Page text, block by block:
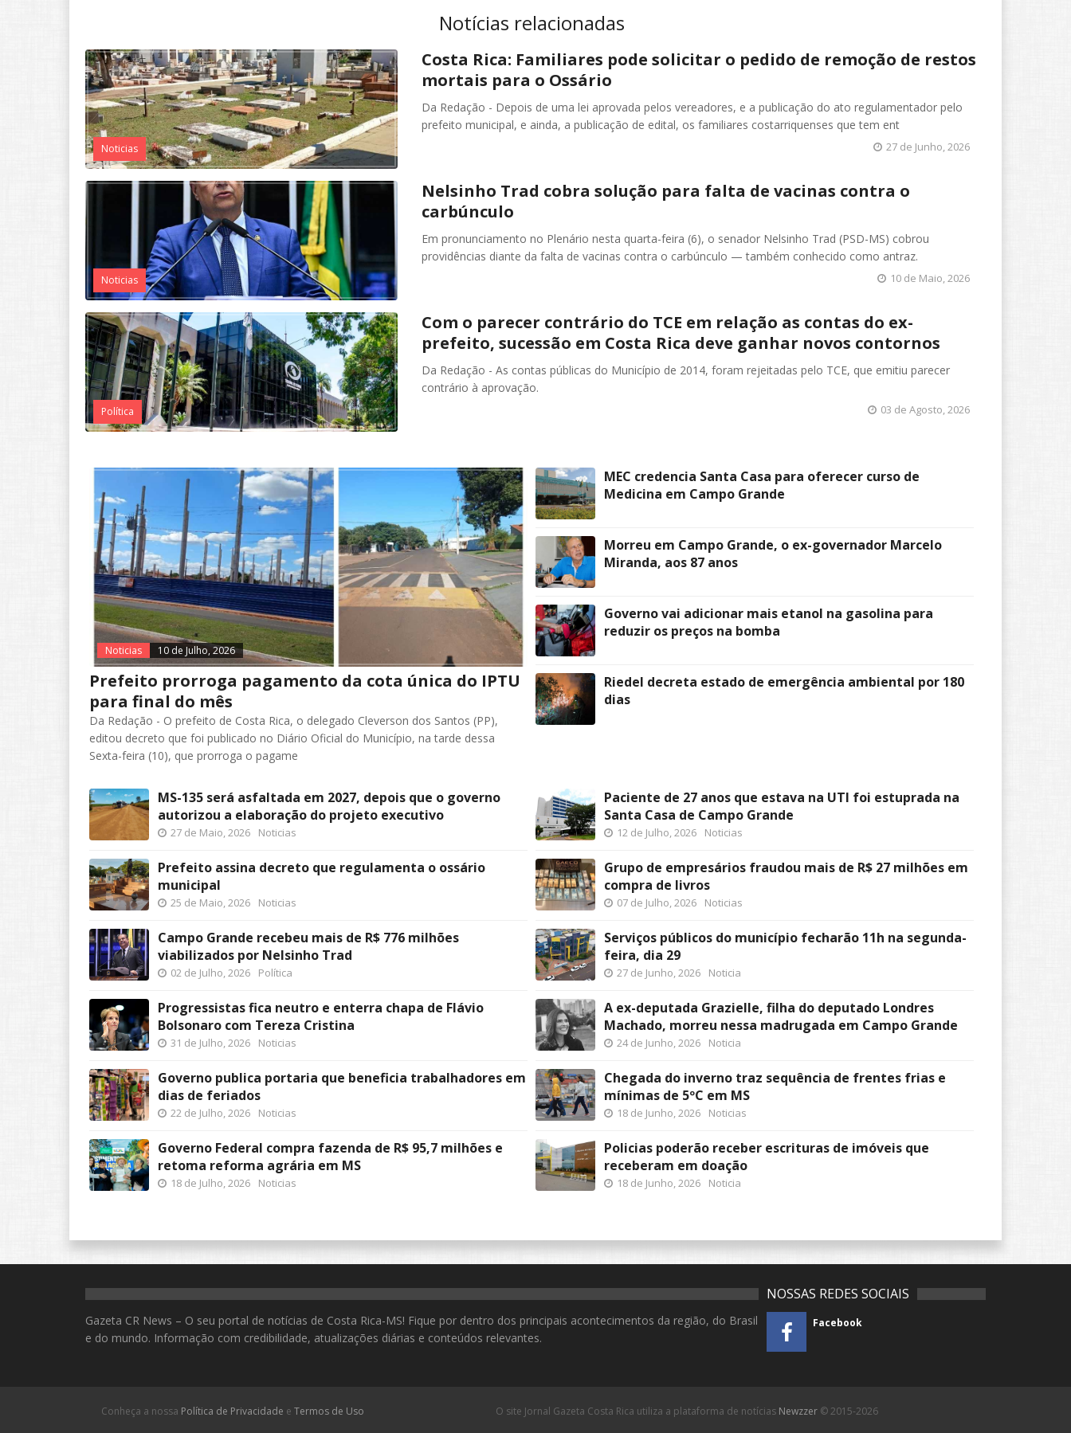
Notícias relacionadas
Noticias
Costa Rica: Familiares pode solicitar o pedido de remoção de restos
mortais para o Ossário
Da Redação - Depois de uma lei aprovada pelos vereadores, e a publicação do ato regulamentador pelo
prefeito municipal, e ainda, a publicação de edital, os familiares costarriquenses que tem ent
27 de Junho, 2026
Noticias
Nelsinho Trad cobra solução para falta de vacinas contra o
carbúnculo
Em pronunciamento no Plenário nesta quarta-feira (6), o senador Nelsinho Trad (PSD-MS) cobrou
providências diante da falta de vacinas contra o carbúnculo — também conhecido como antraz.
10 de Maio, 2026
Política
Com o parecer contrário do TCE em relação as contas do ex-
prefeito, sucessão em Costa Rica deve ganhar novos contornos
Da Redação - As contas públicas do Município de 2014, foram rejeitadas pelo TCE, que emitiu parecer
contrário à aprovação.
03 de Agosto, 2026
Noticias 10 de Julho, 2026
Prefeito prorroga pagamento da cota única do IPTU
para final do mês
Da Redação - O prefeito de Costa Rica, o delegado Cleverson dos Santos (PP),
editou decreto que foi publicado no Diário Oficial do Município, na tarde dessa
Sexta-feira (10), que prorroga o pagame
MEC credencia Santa Casa para oferecer curso de
Medicina em Campo Grande
Morreu em Campo Grande, o ex-governador Marcelo
Miranda, aos 87 anos
Governo vai adicionar mais etanol na gasolina para
reduzir os preços na bomba
Riedel decreta estado de emergência ambiental por 180
dias
MS-135 será asfaltada em 2027, depois que o governo
autorizou a elaboração do projeto executivo
27 de Maio, 2026 Noticias
Prefeito assina decreto que regulamenta o ossário
municipal
25 de Maio, 2026 Noticias
Campo Grande recebeu mais de R$ 776 milhões
viabilizados por Nelsinho Trad
02 de Julho, 2026 Política
Progressistas fica neutro e enterra chapa de Flávio
Bolsonaro com Tereza Cristina
31 de Julho, 2026 Noticias
Governo publica portaria que beneficia trabalhadores em
dias de feriados
22 de Julho, 2026 Noticias
Governo Federal compra fazenda de R$ 95,7 milhões e
retoma reforma agrária em MS
18 de Julho, 2026 Noticias
Paciente de 27 anos que estava na UTI foi estuprada na
Santa Casa de Campo Grande
12 de Julho, 2026 Noticias
Grupo de empresários fraudou mais de R$ 27 milhões em
compra de livros
07 de Julho, 2026 Noticias
Serviços públicos do município fecharão 11h na segunda-
feira, dia 29
27 de Junho, 2026 Noticia
A ex-deputada Grazielle, filha do deputado Londres
Machado, morreu nessa madrugada em Campo Grande
24 de Junho, 2026 Noticia
Chegada do inverno traz sequência de frentes frias e
mínimas de 5ºC em MS
18 de Junho, 2026 Noticias
Policias poderão receber escrituras de imóveis que
receberam em doação
18 de Junho, 2026 Noticia
Gazeta CR News – O seu portal de notícias de Costa Rica-MS! Fique por dentro dos principais acontecimentos da região, do Brasil
e do mundo. Informação com credibilidade, atualizações diárias e conteúdos relevantes.
NOSSAS REDES SOCIAIS
Facebook
Conheça a nossa Política de Privacidade e Termos de Uso O site Jornal Gazeta Costa Rica utiliza a plataforma de notícias Newzzer © 2015-2026